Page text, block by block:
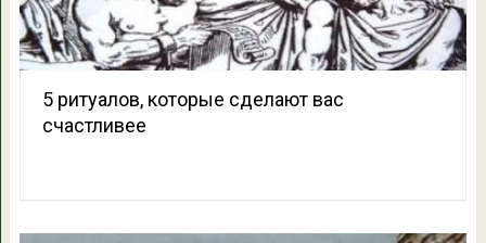
5 ритуалов, которые сделают вас
счастливее